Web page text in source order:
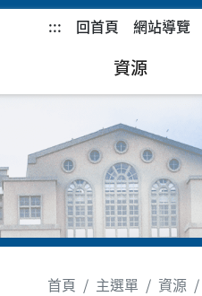
::: 回首頁 網站導覽
資源
首頁
主選單 資源